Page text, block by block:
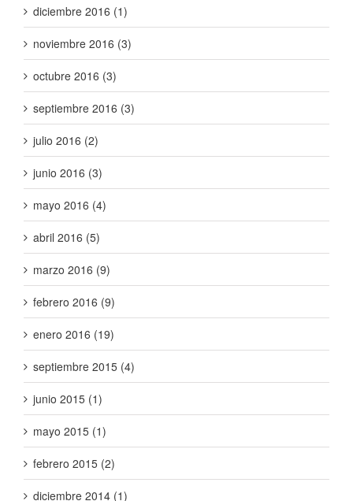
diciembre 2016 (1)
noviembre 2016 (3)
octubre 2016 (3)
septiembre 2016 (3)
julio 2016 (2)
junio 2016 (3)
mayo 2016 (4)
abril 2016 (5)
marzo 2016 (9)
febrero 2016 (9)
enero 2016 (19)
septiembre 2015 (4)
junio 2015 (1)
mayo 2015 (1)
febrero 2015 (2)
diciembre 2014 (1)